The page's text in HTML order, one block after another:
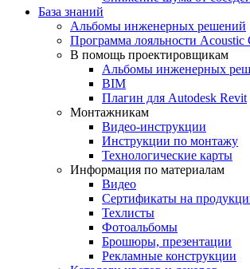
База знаний
Альбомы инженерных решений
Программа лояльности Acoustic
В помощь проектировщикам
Альбомы инженерных
BIM
Плагин для Autodesk Revit
Монтажникам
Видео-инструкции
Инструкции по монтажу
Технологические карты
Информация по материалам
Видео
Сертификаты на
Техлисты
Фотоальбомы
Брошюры, презентации
Рекламные конструкции